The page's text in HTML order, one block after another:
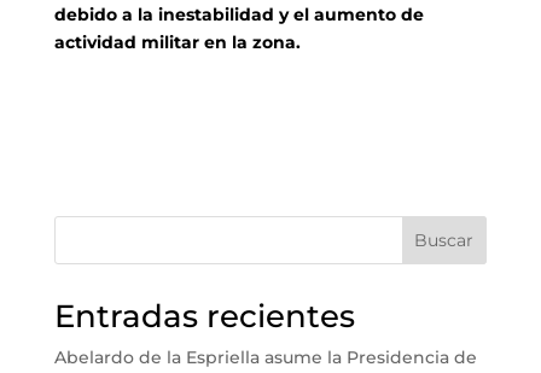
debido a la inestabilidad y el aumento de
actividad militar en la zona.
Buscar
Entradas recientes
Abelardo de la Espriella asume la Presidencia de